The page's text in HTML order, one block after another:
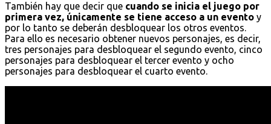
También hay que decir que cuando se inicia el juego por
primera vez, únicamente se tiene acceso a un evento y
por lo tanto se deberán desbloquear los otros eventos.
Para ello es necesario obtener nuevos personajes, es decir,
tres personajes para desbloquear el segundo evento, cinco
personajes para desbloquear el tercer evento y ocho
personajes para desbloquear el cuarto evento.